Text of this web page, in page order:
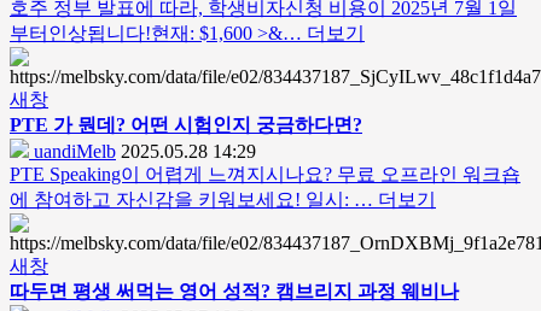
호주 정부 발표에 따라, 학생비자신청 비용이 2025년 7월 1일
부터인상됩니다!현재: $1,600 >&… 더보기
새창
PTE 가 뭔데? 어떤 시험인지 궁금하다면?
uandiMelb 2025.05.28 14:29
PTE Speaking이 어렵게 느껴지시나요? 무료 오프라인 워크숍
에 참여하고 자신감을 키워보세요! 일시: … 더보기
새창
따두면 평생 써먹는 영어 성적? 캠브리지 과정 웨비나